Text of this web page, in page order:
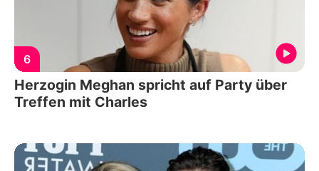
6
Herzogin Meghan spricht auf Party über
Treffen mit Charles